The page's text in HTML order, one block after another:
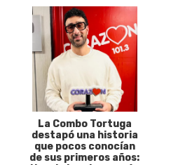
La Combo Tortuga
destapó una historia
que pocos conocían
de sus primeros años: